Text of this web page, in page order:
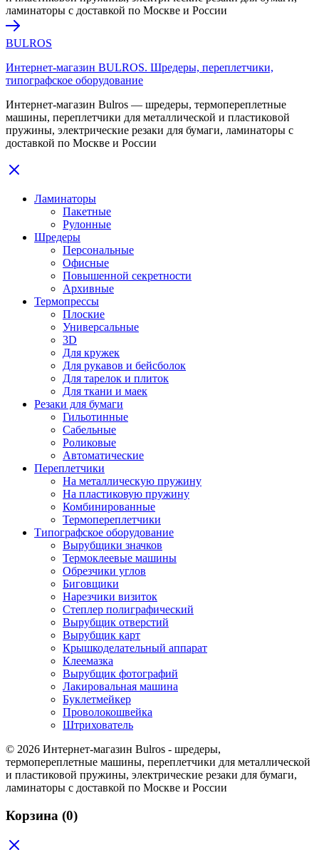
ламинаторы с доставкой по Москве и России
BULROS
Интернет-магазин BULROS. Шредеры, переплетчики,
типографское оборудование
Интернет-магазин Bulros — шредеры, термопереплетные
машины, переплетчики для металлической и пластиковой
пружины, электрические резаки для бумаги, ламинаторы с
доставкой по Москве и России
Ламинаторы
Пакетные
Рулонные
Шредеры
Персональные
Офисные
Повышенной секретности
Архивные
Термопрессы
Плоские
Универсальные
3D
Для кружек
Для рукавов и бейсболок
Для тарелок и плиток
Для ткани и маек
Резаки для бумаги
Гильотинные
Сабельные
Роликовые
Автоматические
Переплетчики
На металлическую пружину
На пластиковую пружину
Комбинированные
Термопереплетчики
Типографское оборудование
Вырубщики значков
Термоклеевые машины
Обрезчики углов
Биговщики
Нарезчики визиток
Степлер полиграфический
Вырубщик отверстий
Вырубщик карт
Крышкоделательный аппарат
Клеемазка
Вырубщик фотографий
Лакировальная машина
Буклетмейкер
Проволокошвейка
Штрихователь
© 2026 Интернет-магазин Bulros - шредеры,
термопереплетные машины, переплетчики для металлической
и пластиковой пружины, электрические резаки для бумаги,
ламинаторы с доставкой по Москве и России
Корзина (0)